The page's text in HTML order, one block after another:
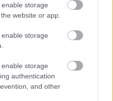
storage
website or app.
storage
storage
authentication
and other
(06.08.)
és aszály elleni
(06.17.)